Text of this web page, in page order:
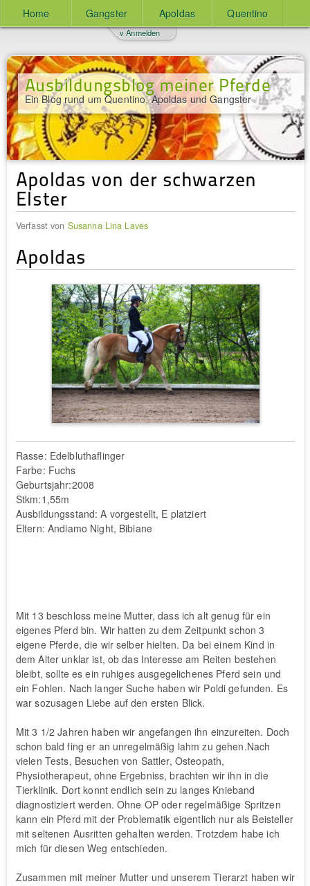
Home Gangster Apoldas Quentino
Ausbildungsblog meiner Pferde
Ein Blog rund um Quentino, Apoldas und Gangster
v Anmelden
Apoldas von der schwarzen
Elster
Verfasst von Susanna Lina Laves
Apoldas
Rasse: Edelbluthaflinger
Farbe: Fuchs
Geburtsjahr:2008
Stkm:1,55m
Ausbildungsstand: A vorgestellt, E platziert
Eltern: Andiamo Night, Bibiane
Mit 13 beschloss meine Mutter, dass ich alt genug für ein
eigenes Pferd bin. Wir hatten zu dem Zeitpunkt schon 3
eigene Pferde, die wir selber hielten. Da bei einem Kind in
dem Alter unklar ist, ob das Interesse am Reiten bestehen
bleibt, sollte es ein ruhiges ausgegelichenes Pferd sein und
ein Fohlen. Nach langer Suche haben wir Poldi gefunden. Es
war sozusagen Liebe auf den ersten Blick.
Mit 3 1/2 Jahren haben wir angefangen ihn einzureiten. Doch
schon bald fing er an unregelmäßig lahm zu gehen.Nach
vielen Tests, Besuchen von Sattler, Osteopath,
Physiotherapeut, ohne Ergebniss, brachten wir ihn in die
Tierklinik. Dort konnt endlich sein zu langes Knieband
diagnostiziert werden. Ohne OP oder regelmäßige Spritzen
kann ein Pferd mit der Problematik eigentlich nur als Beisteller
mit seltenen Ausritten gehalten werden. Trotzdem habe ich
mich für diesen Weg entschieden.
Zusammen mit meiner Mutter und unserem Tierarzt haben wir